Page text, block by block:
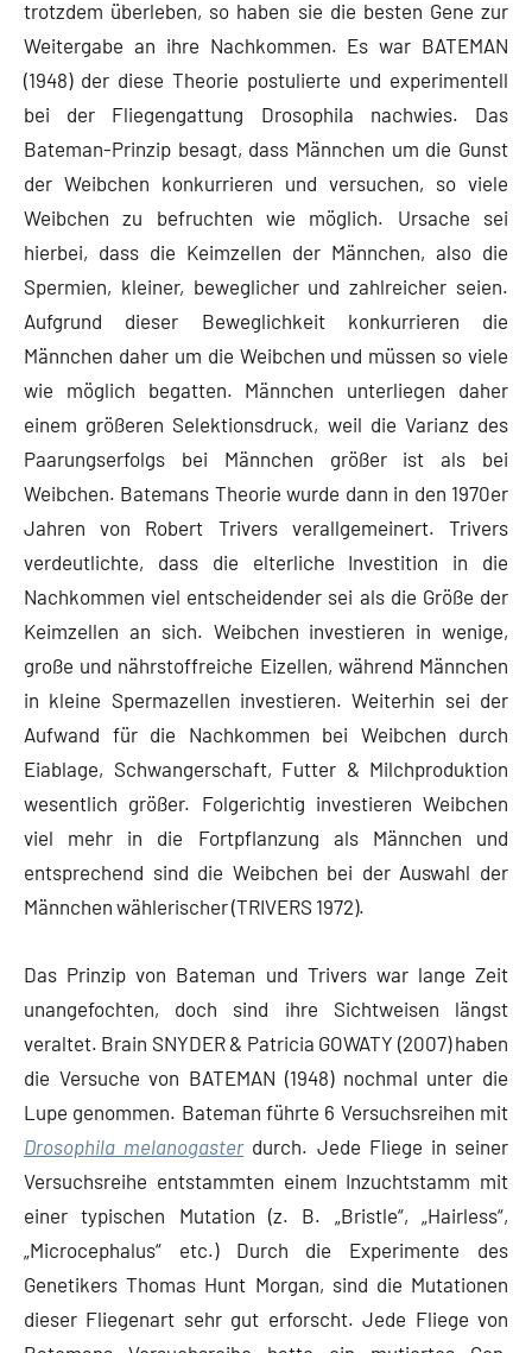
trotzdem überleben, so haben sie die besten Gene zur
Weitergabe an ihre Nachkommen. Es war BATEMAN
(1948) der diese Theorie postulierte und experimentell
bei der Fliegengattung Drosophila nachwies. Das
Bateman-Prinzip besagt, dass Männchen um die Gunst
der Weibchen konkurrieren und versuchen, so viele
Weibchen zu befruchten wie möglich. Ursache sei
hierbei, dass die Keimzellen der Männchen, also die
Spermien, kleiner, beweglicher und zahlreicher seien.
Aufgrund dieser Beweglichkeit konkurrieren die
Männchen daher um die Weibchen und müssen so viele
wie möglich begatten. Männchen unterliegen daher
einem größeren Selektionsdruck, weil die Varianz des
Paarungserfolgs bei Männchen größer ist als bei
Weibchen. Batemans Theorie wurde dann in den 1970er
Jahren von Robert Trivers verallgemeinert. Trivers
verdeutlichte, dass die elterliche Investition in die
Nachkommen viel entscheidender sei als die Größe der
Keimzellen an sich. Weibchen investieren in wenige,
große und nährstoffreiche Eizellen, während Männchen
in kleine Spermazellen investieren. Weiterhin sei der
Aufwand für die Nachkommen bei Weibchen durch
Eiablage, Schwangerschaft, Futter & Milchproduktion
wesentlich größer. Folgerichtig investieren Weibchen
viel mehr in die Fortpflanzung als Männchen und
entsprechend sind die Weibchen bei der Auswahl der
Männchen wählerischer (TRIVERS 1972).
Das Prinzip von Bateman und Trivers war lange Zeit
unangefochten, doch sind ihre Sichtweisen längst
veraltet. Brain SNYDER & Patricia GOWATY (2007) haben
die Versuche von BATEMAN (1948) nochmal unter die
Lupe genommen. Bateman führte 6 Versuchsreihen mit
Drosophila melanogasterdurch. Jede Fliege in seiner
Versuchsreihe entstammten einem Inzuchtstamm mit
einer typischen Mutation (z. B. „Bristle“, „Hairless“,
„Microcephalus“ etc.) Durch die Experimente des
Genetikers Thomas Hunt Morgan, sind die Mutationen
dieser Fliegenart sehr gut erforscht. Jede Fliege von